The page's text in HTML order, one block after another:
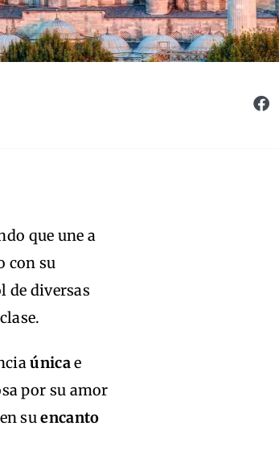
que une a
con su
de diversas
únicae
por su amor
suencanto